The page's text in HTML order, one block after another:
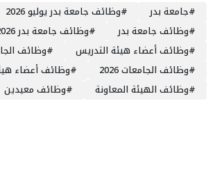
#جامعة بدر #وظائف جامعة بدر يوليو 2026
#وظائف جامعة بدر #وظائف جامعة بدر 2026
#وظائف أعضاء هيئة التدريس #وظائف
#وظائف الجامعات 2026 #وظائف أعضاء هيئة
#وظائف الهيئة المعاونة #وظائف معيدين